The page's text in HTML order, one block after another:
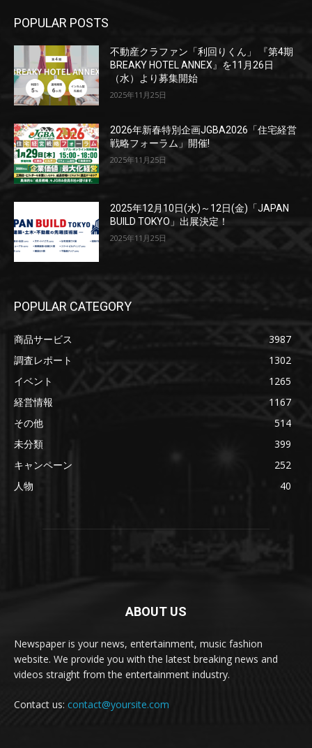
POPULAR POSTS
不動産クラファン「利回りくん」 『第4期
BREAKY HOTEL ANNEX』を11月26日
（水）より募集開始
2025年11月25日
2026年新春特別企画JGBA2026「住宅経営
戦略フォーラム」開催!
2025年11月25日
2025年12月10日(水)～12日(金)「JAPAN
BUILD TOKYO」出展決定！
2025年11月25日
POPULAR CATEGORY
商品サービス
3987
調査レポート
1302
イベント
1265
経営情報
1167
その他
514
未分類
399
キャンペーン
252
人物
40
ABOUT US
Newspaper is your news, entertainment, music fashion
website. We provide you with the latest breaking news and
videos straight from the entertainment industry.
Contact us: contact@yoursite.com